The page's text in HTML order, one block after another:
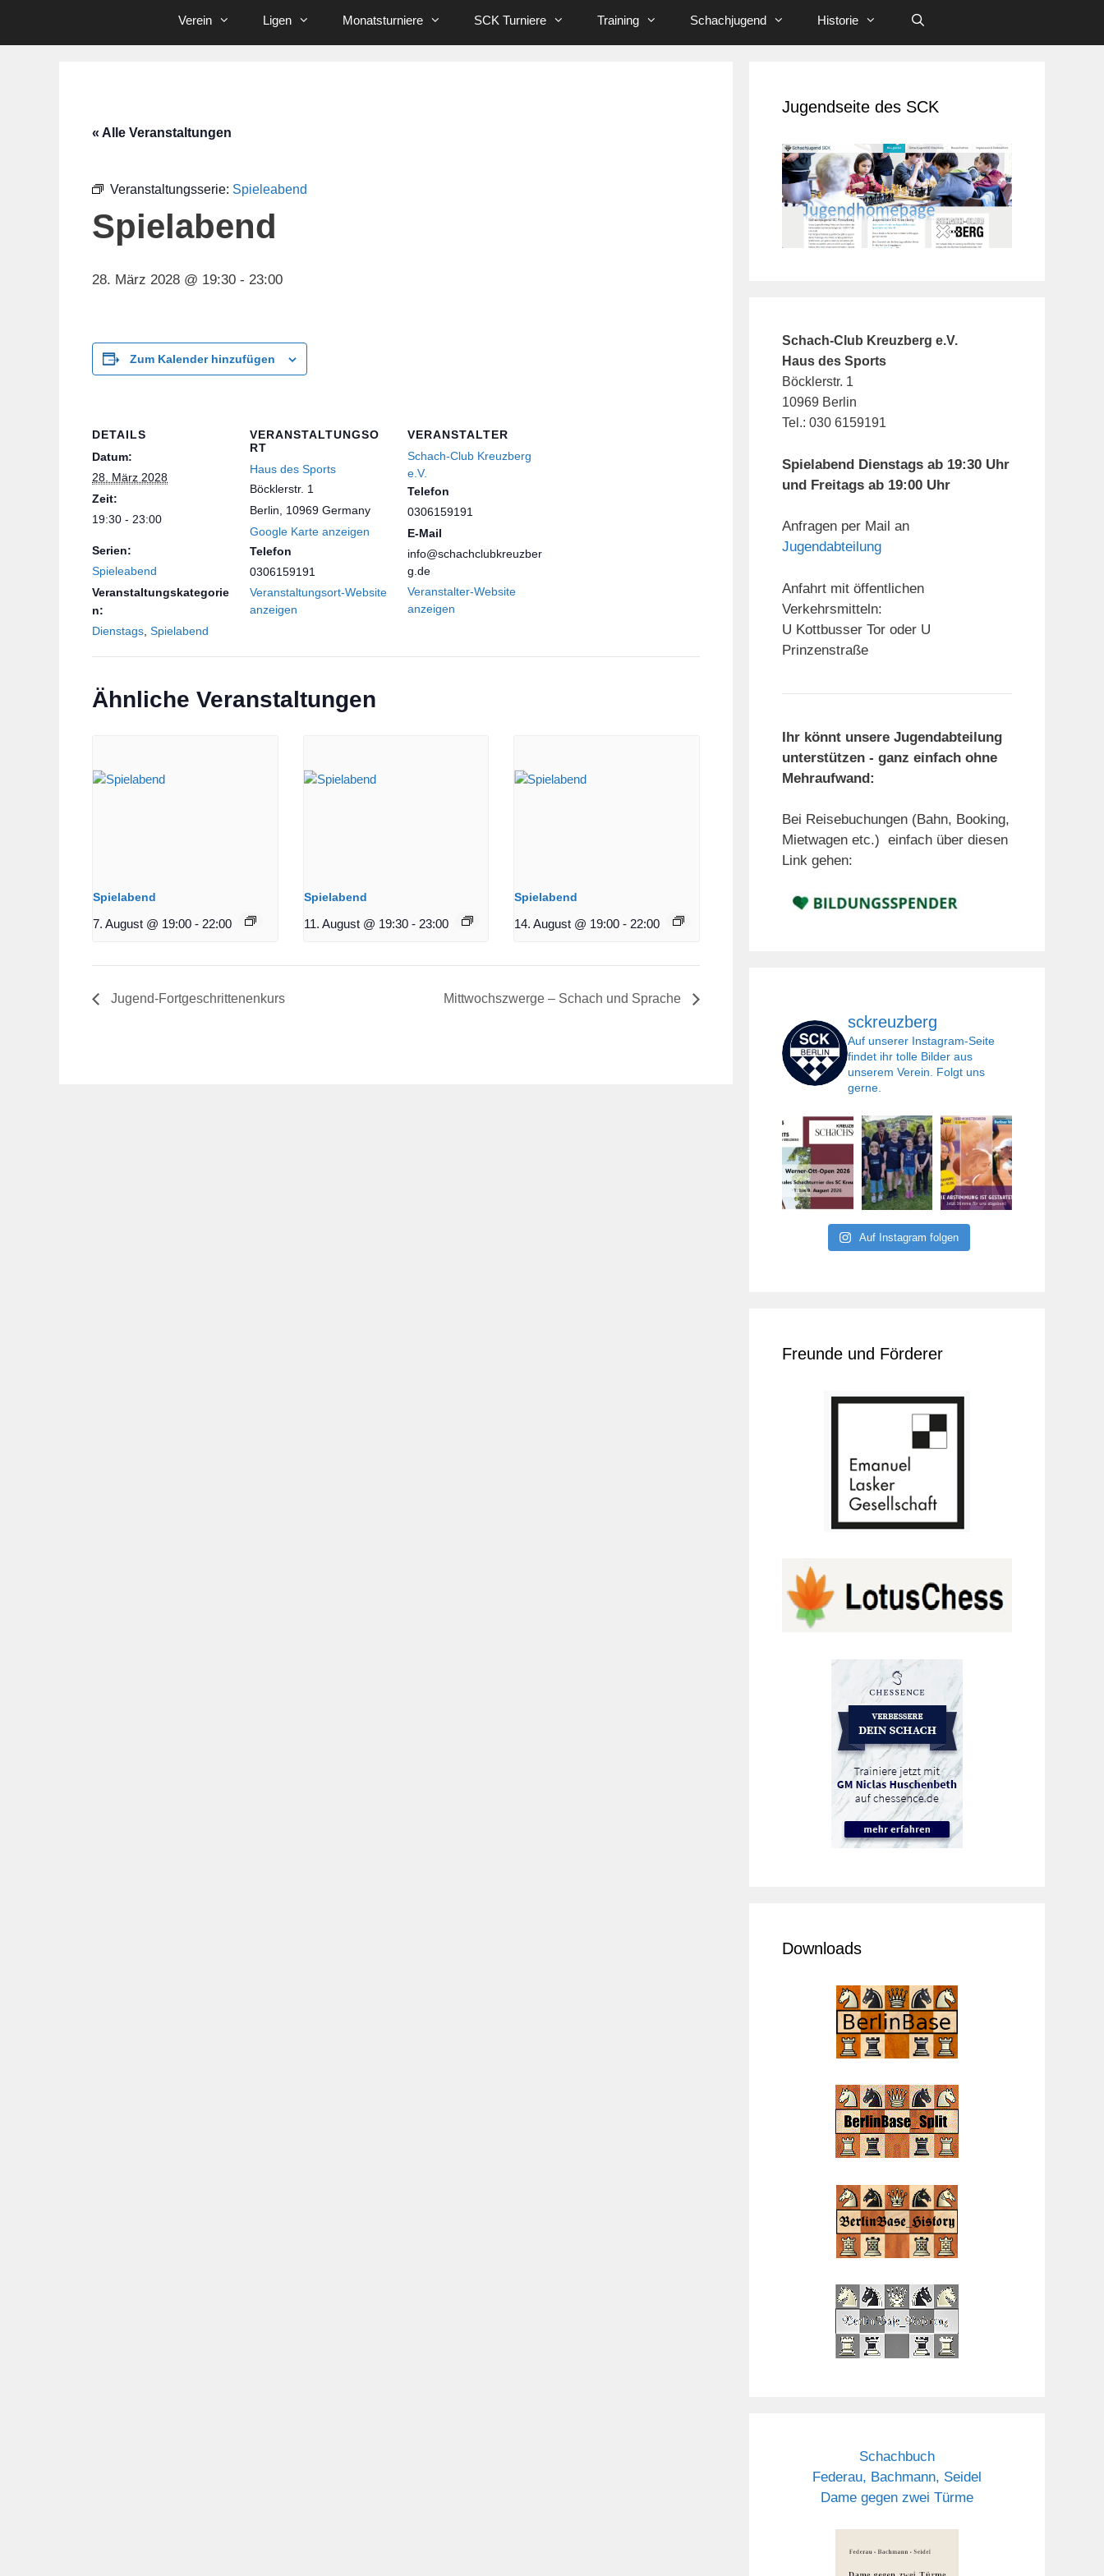
Verein Ligen Monatsturniere SCK Turniere Training Schachjugend Historie
« Alle Veranstaltungen
Veranstaltungsserie: Spieleabend
Spielabend
28. März 2028 @ 19:30 - 23:00
Zum Kalender hinzufügen
DETAILS
Datum:
28. März 2028
Zeit:
19:30 - 23:00
Serien:
Spieleabend
Veranstaltungskategorie
n:
Dienstags Spielabend
VERANSTALTUNGSO
RT
Haus des Sports
Böcklerstr. 1
Berlin
10969 Germany
Google Karte anzeigen
Telefon
0306159191
Veranstaltungsort-Website
anzeigen
VERANSTALTER
Schach-Club Kreuzberg
e.V.
Telefon
0306159191
E-Mail
info@schachclubkreuzber
g.de
Veranstalter-Website
anzeigen
Ähnliche Veranstaltungen
Spielabend
7. August @ 19:00 - 22:00
Spielabend
11. August @ 19:30 - 23:00
Spielabend
14. August @ 19:00 - 22:00
Jugend-Fortgeschrittenenkurs Mittwochszwerge – Schach und Sprache
Jugendseite des SCK
Schach-Club Kreuzberg e.V.
Haus des Sports
Böcklerstr. 1
10969 Berlin
Tel.: 030 6159191
Spielabend Dienstags ab 19:30 Uhr
und Freitags ab 19:00 Uhr
Anfragen per Mail an
Jugendabteilung
Anfahrt mit öffentlichen
Verkehrsmitteln:
U Kottbusser Tor oder U
Prinzenstraße
Ihr könnt unsere Jugendabteilung
unterstützen - ganz einfach ohne
Mehraufwand:
Bei Reisebuchungen (Bahn, Booking,
Mietwagen etc.) einfach über diesen
Link gehen:
sckreuzberg
Auf unserer Instagram-Seite
findet ihr tolle Bilder aus
unserem Verein. Folgt uns
gerne.
Auf Instagram folgen
Freunde und Förderer
Downloads
Schachbuch
Federau, Bachmann, Seidel
Dame gegen zwei Türme